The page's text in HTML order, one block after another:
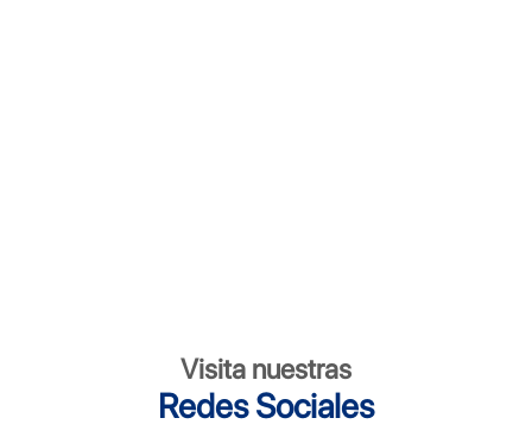
Visita nuestras
Redes Sociales